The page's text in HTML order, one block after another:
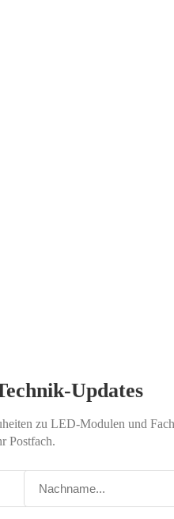
Updates
zu LED-Modulen und
Postfach.